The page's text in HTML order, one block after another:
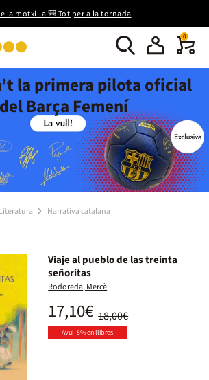
la motxilla 🎒 Tot per a la tornada
0
la primera pilota oficial
del Barça Femení
Literatura Narrativa catalana
Viaje al pueblo de las treinta
señoritas
Rodoreda, Mercè
18,00€
17,10€
Avui -5% en llibres